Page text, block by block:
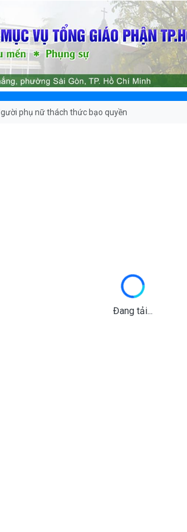
phụ nữ thách thức bạo quyền
Đang tải...